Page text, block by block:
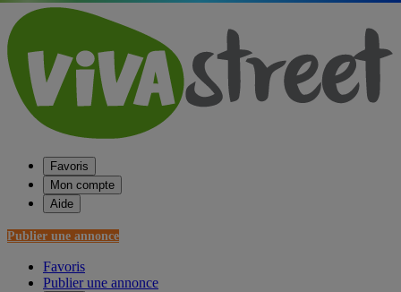
Favoris
Mon compte
Aide
Publier une annonce
Favoris
Publier une annonce